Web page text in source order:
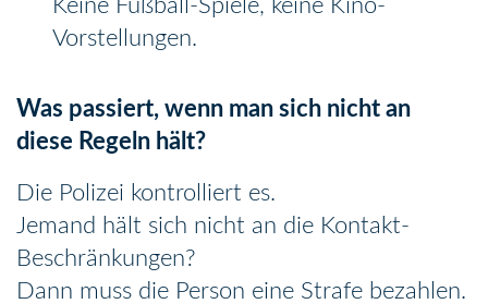
Keine Fußball-Spiele, keine Kino-
Vorstellungen.
Was passiert, wenn man sich nicht an
diese Regeln hält?
Die Polizei kontrolliert es.
Jemand hält sich nicht an die Kontakt-
Beschränkungen?
Dann muss die Person eine Strafe bezahlen.